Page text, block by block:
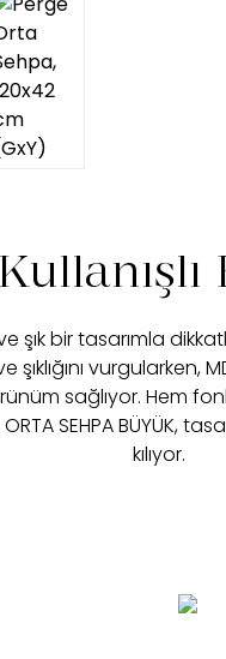
ve şık bir tasarımla
vurgularken,
sağlıyor. Hem
SEHPA BÜYÜK,
kılıyor.